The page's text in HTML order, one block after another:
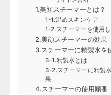
1.美顔スチーマーとは？
1-1.温めスキンケア
1-2.スチーマーを使用
2.美顔スチーマーの効果
3.スチーマーに精製水を
3-1.精製水とは
3-2.スチーマーに精製
果
4.スチーマーの使用順番